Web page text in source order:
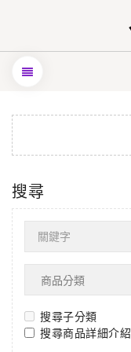
搜尋
搜尋子分類
搜尋商品詳細介紹